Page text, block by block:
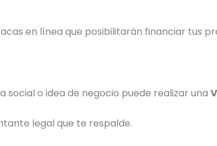
en línea que posibilitarán financiar tus
social o idea de negocio puede realizar una
legal que te respalde.